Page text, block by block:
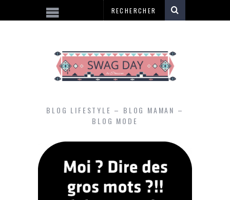
BLOG LIFESTYLE – BLOG MAMAN –
BLOG MODE